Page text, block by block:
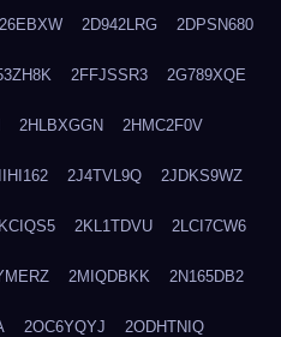
2D942LRG 2DPSN680
2FFJSSR3 2G789XQE
2HLBXGGN 2HMC2F0V
2J4TVL9Q 2JDKS9WZ
2KL1TDVU 2LCI7CW6
2MIQDBKK 2N165DB2
2OC6YQYJ 2ODHTNIQ